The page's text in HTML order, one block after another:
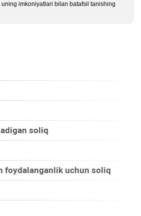
uning imkoniyatlari bilan batafsil tanishing
soliq
foydalanganlik uchun soliq